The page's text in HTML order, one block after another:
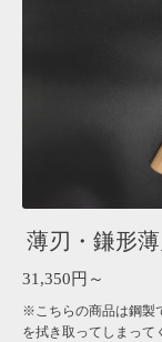
薄刃・鎌形薄
31,350円～
※こちらの商品は鋼製
を拭き取ってしまって